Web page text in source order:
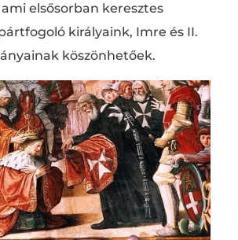
elsősorban keresztes
királyaink, Imre és II.
köszönhetőek.